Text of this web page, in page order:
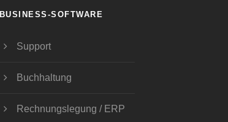
BUSINESS-SOFTWARE
Support
Buchhaltung
Rechnungslegung / ERP